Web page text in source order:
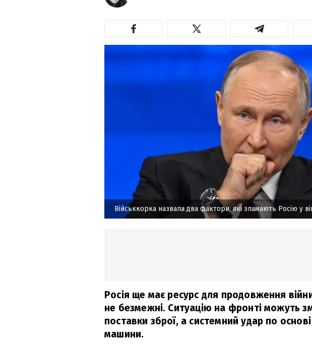
Військкорка назвала два фактори, які зламають Росію у
Росія ще має ресурс для продовження
не безмежні. Ситуацію на фронті можуть
поставки зброї, а системний удар по основі
машини.